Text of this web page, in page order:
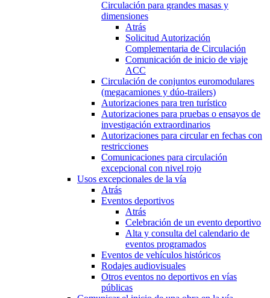
Circulación para grandes masas y
dimensiones
Atrás
Solicitud Autorización
Complementaria de Circulación
Comunicación de inicio de viaje
ACC
Circulación de conjuntos euromodulares
(megacamiones y dúo-trailers)
Autorizaciones para tren turístico
Autorizaciones para pruebas o ensayos de
investigación extraordinarios
Autorizaciones para circular en fechas con
restricciones
Comunicaciones para circulación
excepcional con nivel rojo
Usos excepcionales de la vía
Atrás
Eventos deportivos
Atrás
Celebración de un evento deportivo
Alta y consulta del calendario de
eventos programados
Eventos de vehículos históricos
Rodajes audiovisuales
Otros eventos no deportivos en vías
públicas